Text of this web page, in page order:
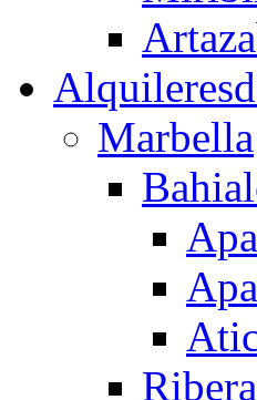
Alquileres
Marbella